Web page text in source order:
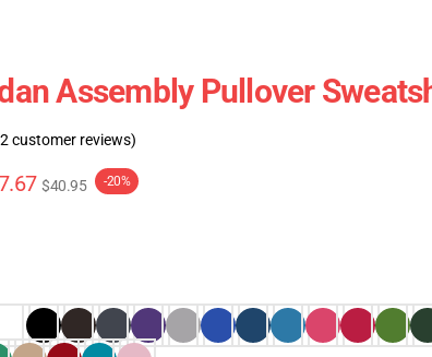
Assembly Pullover
customer reviews)
$40.95 -20%